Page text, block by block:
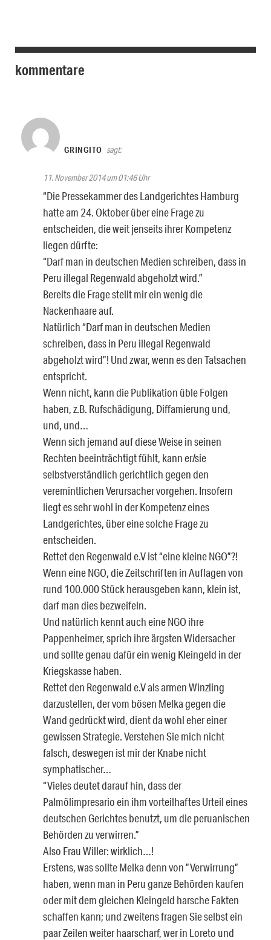
kommentare
GRINGITO sagt:
11. November 2014 um 01:46 Uhr
“Die Pressekammer des Landgerichtes Hamburg
hatte am 24. Oktober über eine Frage zu
entscheiden, die weit jenseits ihrer Kompetenz
liegen dürfte:
“Darf man in deutschen Medien schreiben, dass in
Peru illegal Regenwald abgeholzt wird.”
Bereits die Frage stellt mir ein wenig die
Nackenhaare auf.
Natürlich “Darf man in deutschen Medien
schreiben, dass in Peru illegal Regenwald
abgeholzt wird”! Und zwar, wenn es den Tatsachen
entspricht.
Wenn nicht, kann die Publikation üble Folgen
haben, z.B. Rufschädigung, Diffamierung und,
und, und…
Wenn sich jemand auf diese Weise in seinen
Rechten beeinträchtigt fühlt, kann er/sie
selbstverständlich gerichtlich gegen den
veremintlichen Verursacher vorgehen. Insofern
liegt es sehr wohl in der Kompetenz eines
Landgerichtes, über eine solche Frage zu
entscheiden.
Rettet den Regenwald e.V ist “eine kleine NGO”?!
Wenn eine NGO, die Zeitschriften in Auflagen von
rund 100.000 Stück herausgeben kann, klein ist,
darf man dies bezweifeln.
Und natürlich kennt auch eine NGO ihre
Pappenheimer, sprich ihre ärgsten Widersacher
und sollte genau dafür ein wenig Kleingeld in der
Kriegskasse haben.
Rettet den Regenwald e.V als armen Winzling
darzustellen, der vom bösen Melka gegen die
Wand gedrückt wird, dient da wohl eher einer
gewissen Strategie. Verstehen Sie mich nicht
falsch, deswegen ist mir der Knabe nicht
symphatischer…
“Vieles deutet darauf hin, dass der
Palmölimpresario ein ihm vorteilhaftes Urteil eines
deutschen Gerichtes benutzt, um die peruanischen
Behörden zu verwirren.”
Also Frau Willer: wirklich…!
Erstens, was sollte Melka denn von ”Verwirrung”
haben, wenn man in Peru ganze Behörden kaufen
oder mit dem gleichen Kleingeld harsche Fakten
schaffen kann; und zweitens fragen Sie selbst ein
paar Zeilen weiter haarscharf, wer in Loreto und